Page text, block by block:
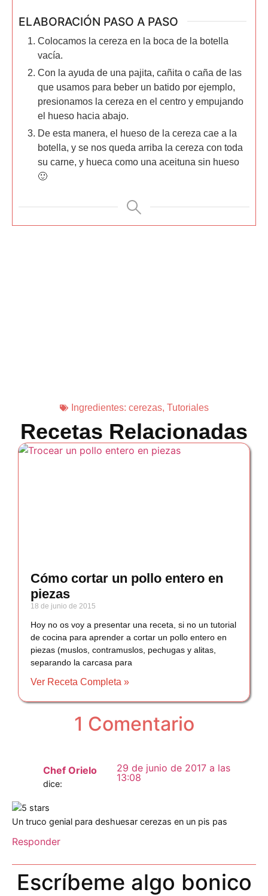
ELABORACIÓN PASO A PASO
Colocamos la cereza en la boca de la botella
vacía.
Con la ayuda de una pajita, cañita o caña de las
que usamos para beber un batido por ejemplo,
presionamos la cereza en el centro y empujando
el hueso hacia abajo.
De esta manera, el hueso de la cereza cae a la
botella, y se nos queda arriba la cereza con toda
su carne, y hueca como una aceituna sin hueso
🙂
Ingredientes: cerezas, Tutoriales
Recetas Relacionadas
Cómo cortar un pollo entero en
piezas
18 de junio de 2015
Hoy no os voy a presentar una receta, si no un tutorial
de cocina para aprender a cortar un pollo entero en
piezas (muslos, contramuslos, pechugas y alitas,
separando la carcasa para
Ver Receta Completa »
1 Comentario
Chef Orielo
dice:
29 de junio de 2017 a las
13:08
Un truco genial para deshuesar cerezas en un pis pas
Responder
Escríbeme algo bonico